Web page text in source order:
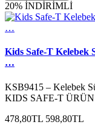
20% İNDİRİMLİ
Kids Safe-T Kelebek
…
KSB9415 – Kelebek
KIDS SAFE-T
478,80TL 598,80TL